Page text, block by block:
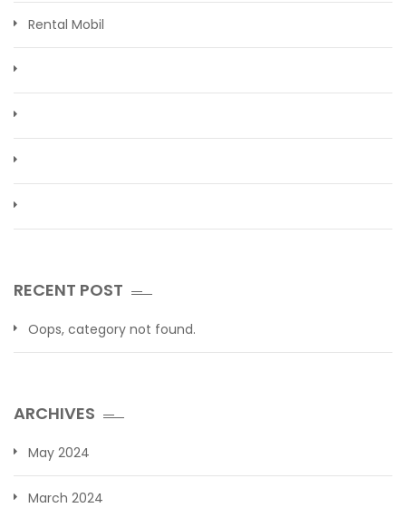
Rental Mobil
RECENT POST
Oops, category not found.
ARCHIVES
May 2024
March 2024